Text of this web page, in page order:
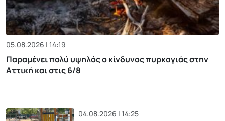
05.08.2026 | 14:19
Παραμένει πολύ υψηλός ο κίνδυνος πυρκαγιάς στην
Αττική και στις 6/8
04.08.2026 | 14:25